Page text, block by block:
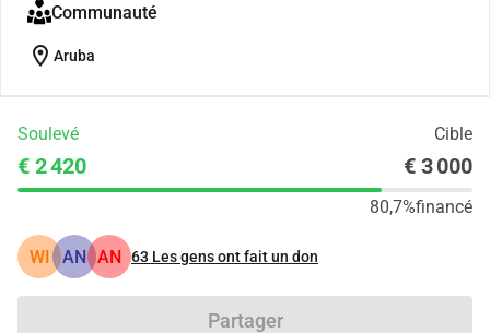
Communauté
location_on Aruba
Soulevé Cible
€ 2 420 € 3 000
80,7%financé
WI AN AN 63 Les gens ont fait un don
Partager